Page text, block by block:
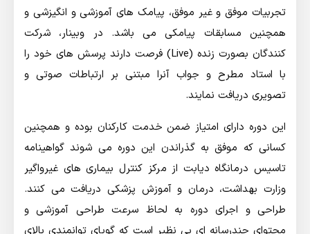
تجربیات موفق و غیر موفق، پیامک های آموزشی و انگیزشی و
همچنین مسابقات پیامکی می باشد. در وبینار، شرکت
کنندگان بصورت زنده (Live) فرصت دارند پرسش های خود را
با استاد مطرح و جواب آنرا مبتنی بر ارتباطات صوتی و
تصویری دریافت نمایند.
این دوره دارای امتیاز ضمن خدمت کارکنان بوده و همچنین
کسانی که موفق به گذراندن این دوره می شوند گواهینامه
تاسیس درمانگاه دیابت از مرکز کنترل بیماری های غیرواگیر
وزارت بهداشت، درمان و آموزش پزشکی دریافت می کنند.
طراحی و اجرای دوره به لحاظ سرعت طراحی آموزشی و